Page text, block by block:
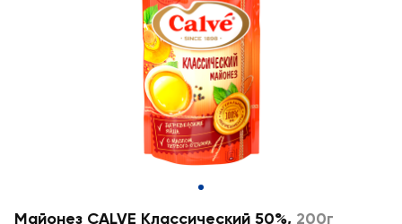
Майонез CALVE Классический 50%, 200г